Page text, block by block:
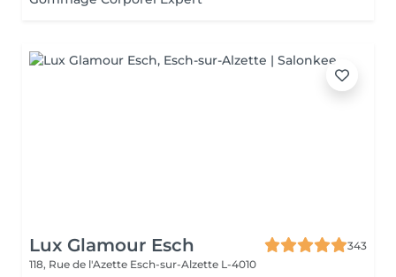
Lux Glamour Esch
343
118, Rue de l'Azette Esch-sur-Alzette L-4010